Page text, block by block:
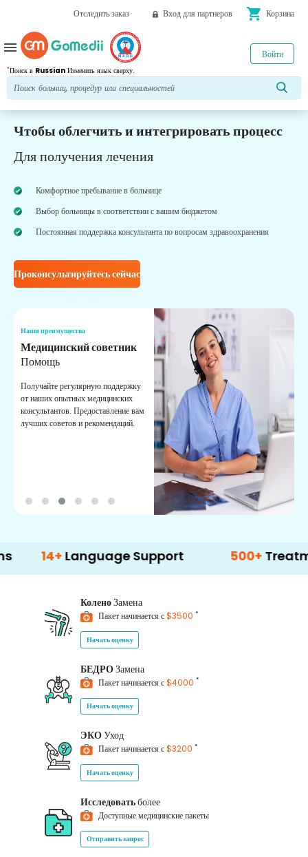
Отследить заказ Вход для партнеров shopping_cart Корзина
*Поиск в Russian Изменить язык сверху.
Войти
menu
Чтобы облегчить и интегрировать процесс
Для получения лечения
Комфортное пребывание в больнице
Выбор больницы в соответствии с вашим бюджетом
Постоянная поддержка консультанта по вопросам здравоохранения
Проконсультируйтесь сейчас
Наши преимущества
Медицинский советник
Помощь
Получайте регулярную поддержку
от наших опытных медицинских
консультантов. Предоставление вам
лучших советов и рекомендаций.
Language Support 500+ Treatment
КоленоЗамена
Пакет начинается с$3500 *
Начать оценку
БЕДРОЗамена
Пакет начинается с$4000 *
Начать оценку
ЭКОУход
Пакет начинается с$3200 *
Начать оценку
Исследоватьболее
Доступные медицинские пакеты
Отправить запрос